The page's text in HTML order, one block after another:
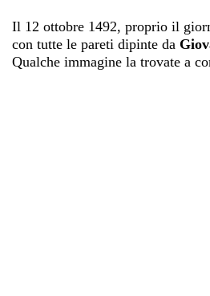
Il 12 ottobre 1492, proprio il
con tutte le pareti dipinte da
Qualche immagine la trovate a